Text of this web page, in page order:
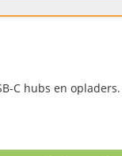
C hubs en